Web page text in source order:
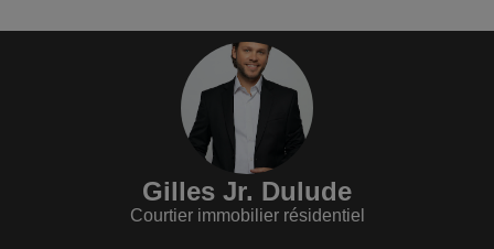
Gilles Jr. Dulude
Courtier immobilier résidentiel